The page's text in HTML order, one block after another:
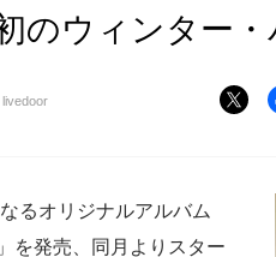
のウィンター・
livedoor
るオリジナルアルバム
を発売、同月よりスター